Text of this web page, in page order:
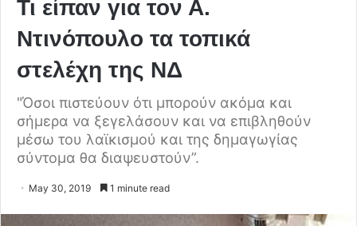
Τι είπαν για τον Α.
Ντινόπουλο τα τοπικά
στελέχη της ΝΔ
"Όσοι πιστεύουν ότι μπορούν ακόμα και
σήμερα να ξεγελάσουν και να επιβληθούν
μέσω του λαϊκισμού και της δημαγωγίας
σύντομα θα διαψευστούν”.
May 30, 2019 1 minute read